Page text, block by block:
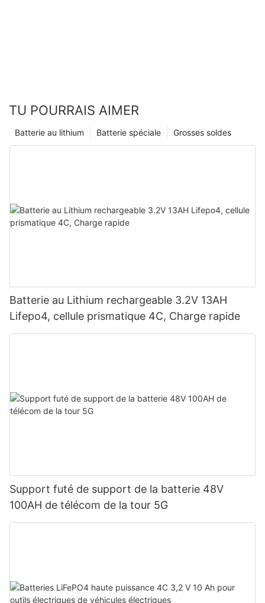
TU POURRAIS AIMER
Grosses soldes
Batterie spéciale
Batterie au lithium
Batterie au Lithium rechargeable 3.2V 13AH
Lifepo4, cellule prismatique 4C, Charge rapide
Support futé de support de la batterie 48V
100AH ​​de télécom de la tour 5G